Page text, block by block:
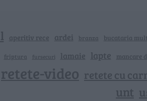
aperitiv rece ardei branza bucataria
friptura fursecuri lamaie lapte mancare
retete-video retete cu
unt